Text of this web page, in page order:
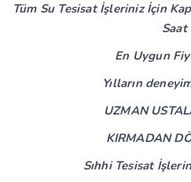
Tüm Su Tesisat İşleriniz İçin
Saat
En Uygun
Yılların
UZMAN
KIRMADAN
Sıhhi Tesisat